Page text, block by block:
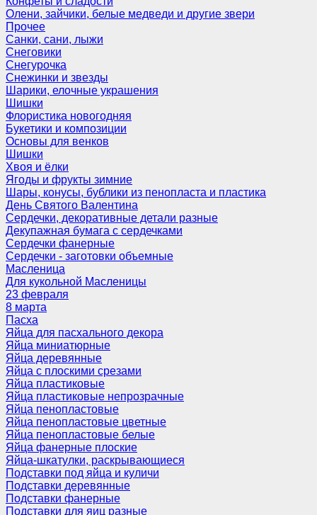
Олени, зайчики, белые медведи и другие звери
Прочее
Санки, сани, лыжи
Снеговики
Снегурочка
Снежинки и звезды
Шарики, елочные украшения
Шишки
Флористика новогодняя
Букетики и композиции
Основы для венков
Шишки
Хвоя и ёлки
Ягоды и фрукты зимние
Шары, конусы, бублики из пенопласта и пластика
День Святого Валентина
Сердечки, декоративные детали разные
Декупажная бумага с сердечками
Сердечки фанерные
Сердечки - заготовки объемные
Масленица
Для кукольной Масленицы
23 февраля
8 марта
Пасха
Яйца для пасхального декора
Яйца миниатюрные
Яйца деревянные
Яйца с плоскими срезами
Яйца пластиковые
Яйца пластиковые непрозрачные
Яйца пенопластовые
Яйца пенопластовые цветные
Яйца пенопластовые белые
Яйца фанерные плоские
Яйца-шкатулки, раскрывающиеся
Подставки под яйца и куличи
Подставки деревянные
Подставки фанерные
Подставки для яиц разные